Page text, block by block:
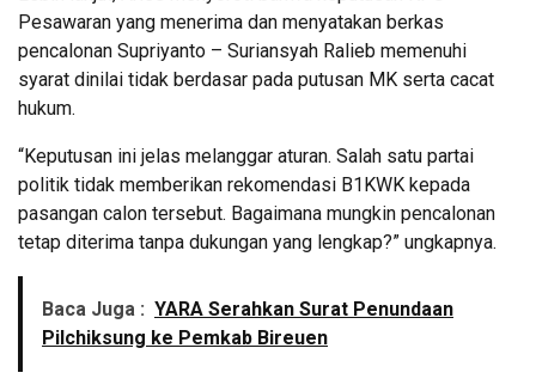
Pesawaran yang menerima dan menyatakan berkas
pencalonan Supriyanto – Suriansyah Ralieb memenuhi
syarat dinilai tidak berdasar pada putusan MK serta cacat
hukum.
“Keputusan ini jelas melanggar aturan. Salah satu partai
politik tidak memberikan rekomendasi B1KWK kepada
pasangan calon tersebut. Bagaimana mungkin pencalonan
tetap diterima tanpa dukungan yang lengkap?” ungkapnya.
Baca Juga : YARA Serahkan Surat Penundaan
Pilchiksung ke Pemkab Bireuen